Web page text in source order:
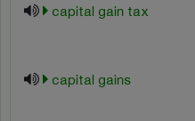
capital gain tax
capital gains